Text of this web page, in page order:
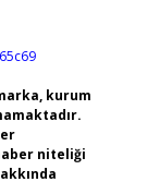
kurum
niteliği